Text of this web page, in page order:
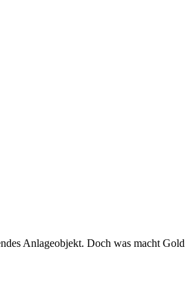
Anlageobjekt. Doch was macht Gold